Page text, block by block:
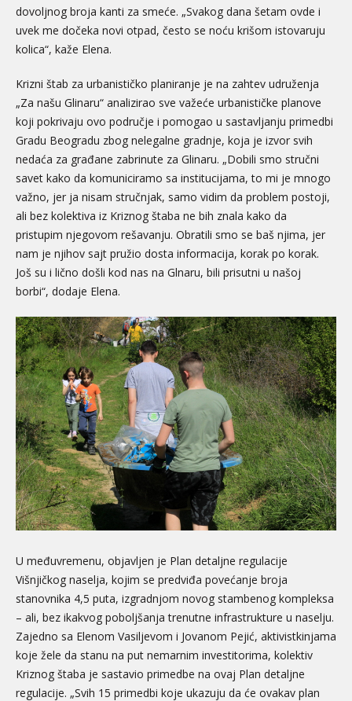
dovoljnog broja kanti za smeće. „Svakog dana šetam ovde i
uvek me dočeka novi otpad, često se noću krišom istovaruju
kolica“, kaže Elena.
Krizni štab za urbanističko planiranje je na zahtev udruženja
„Za našu Glinaru“ analizirao sve važeće urbanističke planove
koji pokrivaju ovo područje i pomogao u sastavljanju primedbi
Gradu Beogradu zbog nelegalne gradnje, koja je izvor svih
nedaća za građane zabrinute za Glinaru. „Dobili smo stručni
savet kako da komuniciramo sa institucijama, to mi je mnogo
važno, jer ja nisam stručnjak, samo vidim da problem postoji,
ali bez kolektiva iz Kriznog štaba ne bih znala kako da
pristupim njegovom rešavanju. Obratili smo se baš njima, jer
nam je njihov sajt pružio dosta informacija, korak po korak.
Još su i lično došli kod nas na Glnaru, bili prisutni u našoj
borbi“, dodaje Elena.
U međuvremenu, objavljen je Plan detaljne regulacije
Višnjičkog naselja, kojim se predviđa povećanje broja
stanovnika 4,5 puta, izgradnjom novog stambenog kompleksa
– ali, bez ikakvog poboljšanja trenutne infrastrukture u naselju.
Zajedno sa Elenom Vasiljevom i Jovanom Pejić, aktivistkinjama
koje žele da stanu na put nemarnim investitorima, kolektiv
Kriznog štaba je sastavio primedbe na ovaj Plan detaljne
regulacije. „Svih 15 primedbi koje ukazuju da će ovakav plan